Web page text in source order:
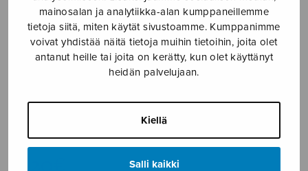
mainosalan ja analytiikka-alan kumppaneillemme
tietoja siitä, miten käytät sivustoamme. Kumppanimme
voivat yhdistää näitä tietoja muihin tietoihin, joita olet
antanut heille tai joita on kerätty, kun olet käyttänyt
heidän palvelujaan.
Kiellä
Salli kaikki
Luominen